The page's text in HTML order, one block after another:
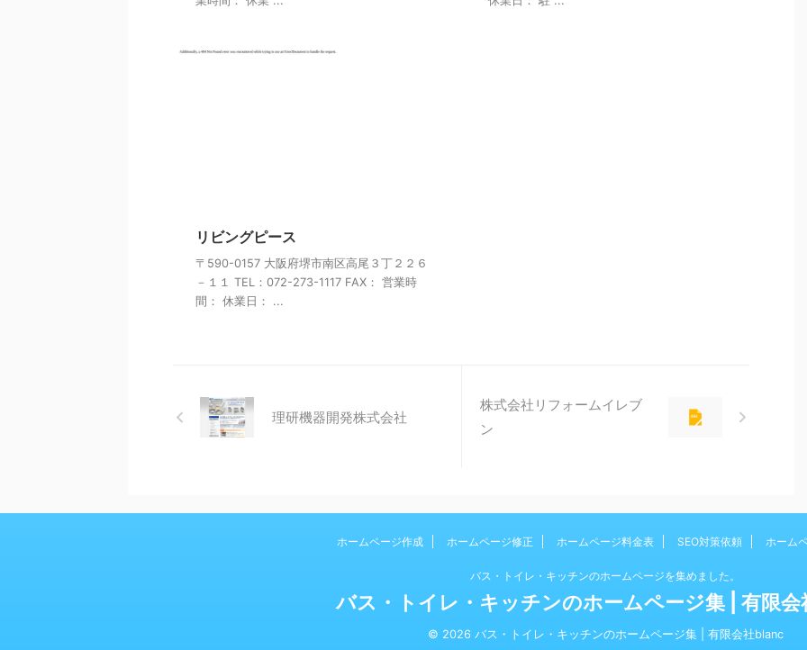
リビングピース
〒590-0157 大阪府堺市南区高尾３丁２２６
－１１ TEL：072-273-1117 FAX： 営業時
間： 休業日： ...
理研機器開発株式会社
株式会社リフォームイレブ
ン
ホームページ作成 ホームページ修正 ホームページ料金表 SEO対策依頼 ホーム
バス・トイレ・キッチンのホームページを集めました。
バス・トイレ・キッチンのホームページ集 | 有限
© 2026 バス・トイレ・キッチンのホームページ集 | 有限会社blanc